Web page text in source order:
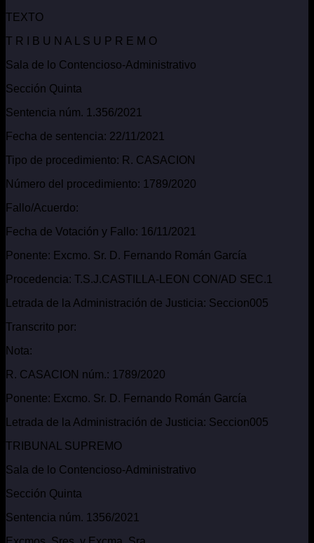
TEXTO
T R I B U N A L S U P R E M O
Sala de lo Contencioso-Administrativo
Sección Quinta
Sentencia núm. 1.356/2021
Fecha de sentencia: 22/11/2021
Tipo de procedimiento: R. CASACION
Número del procedimiento: 1789/2020
Fallo/Acuerdo:
Fecha de Votación y Fallo: 16/11/2021
Ponente: Excmo. Sr. D. Fernando Román García
Procedencia: T.S.J.CASTILLA-LEON CON/AD SEC.1
Letrada de la Administración de Justicia: Seccion005
Transcrito por:
Nota:
R. CASACION núm.: 1789/2020
Ponente: Excmo. Sr. D. Fernando Román García
Letrada de la Administración de Justicia: Seccion005
TRIBUNAL SUPREMO
Sala de lo Contencioso-Administrativo
Sección Quinta
Sentencia núm. 1356/2021